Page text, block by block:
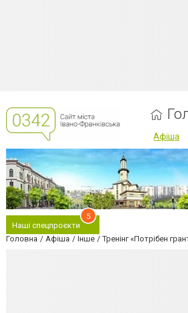
Афіша
Наші спецпроєкти
5
Головна Афіша Інше Тренінг «Потрібен